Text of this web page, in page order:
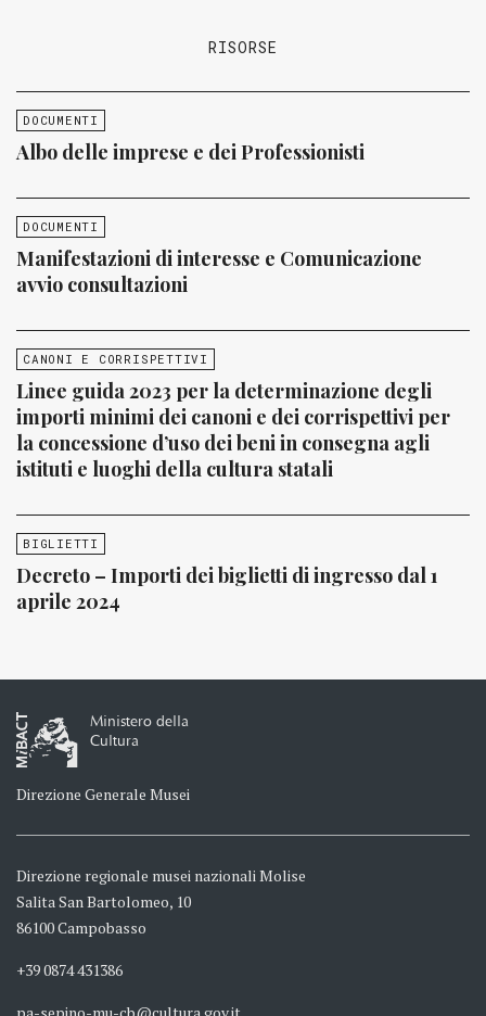
RISORSE
DOCUMENTI
Albo delle imprese e dei Professionisti
DOCUMENTI
Manifestazioni di interesse e Comunicazione
avvio consultazioni
CANONI E CORRISPETTIVI
Linee guida 2023 per la determinazione degli
importi minimi dei canoni e dei corrispettivi per
la concessione d’uso dei beni in consegna agli
istituti e luoghi della cultura statali
BIGLIETTI
Decreto – Importi dei biglietti di ingresso dal 1
aprile 2024
Ministero della
Cultura
Direzione Generale Musei
Direzione regionale musei nazionali Molise
Salita San Bartolomeo, 10
86100 Campobasso
+39 0874 431386